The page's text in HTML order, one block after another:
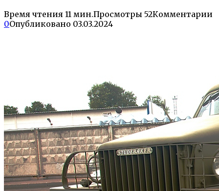
Время чтения 11 мин.Просмотры 52Комментарии
0Опубликовано 03.03.2024